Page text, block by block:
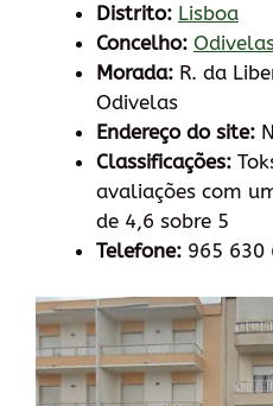
Distrito: Lisboa
Concelho:
Morada: R. da
Odivelas
Endereço do site:
Classificações:
avaliações com
de 4,6 sobre 5
Telefone: 965 630